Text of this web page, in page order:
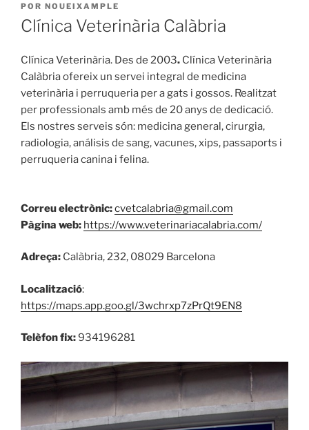
PUBLICADO
EL
POR NOUEIXAMPLE
Clínica Veterinària Calàbria
Clínica Veterinària. Des de 2003. Clínica Veterinària
Calàbria ofereix un servei integral de medicina
veterinària i perruqueria per a gats i gossos. Realitzat
per professionals amb més de 20 anys de dedicació.
Els nostres serveis són: medicina general, cirurgia,
radiologia, análisis de sang, vacunes, xips, passaports i
perruqueria canina i felina.
Correu electrònic:cvetcalabria@gmail.com
Pàgina web: https://www.veterinariacalabria.com/
Adreça: Calàbria, 232, 08029 Barcelona
Localització:
https://maps.app.goo.gl/3wchrxp7zPrQt9EN8
Telèfon fix:934196281